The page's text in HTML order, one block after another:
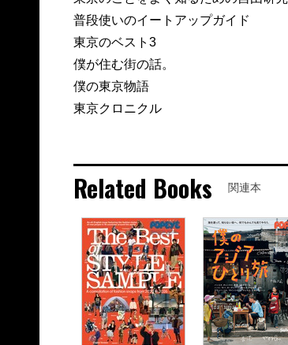
普段使いのイートアップガイド
東京のベスト3
僕が住む街の話。
僕の東京物語
東京クロニクル
Related Books 関連本